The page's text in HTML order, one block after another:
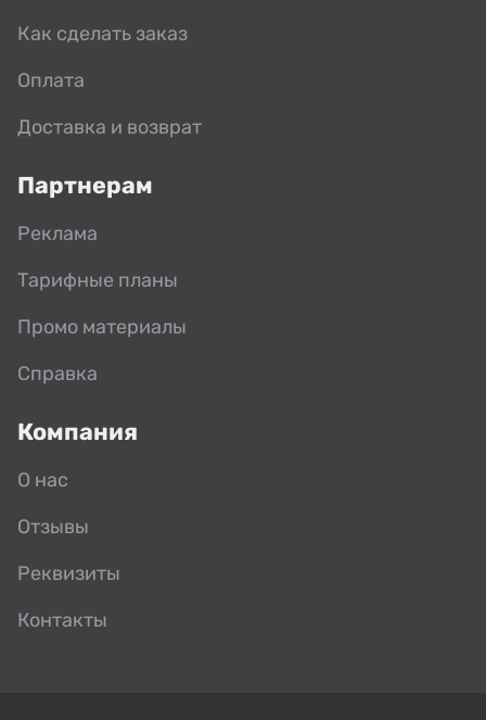
Как сделать заказ
Оплата
Доставка и возврат
Партнерам
Реклама
Тарифные планы
Промо материалы
Справка
Компания
О нас
Отзывы
Реквизиты
Контакты